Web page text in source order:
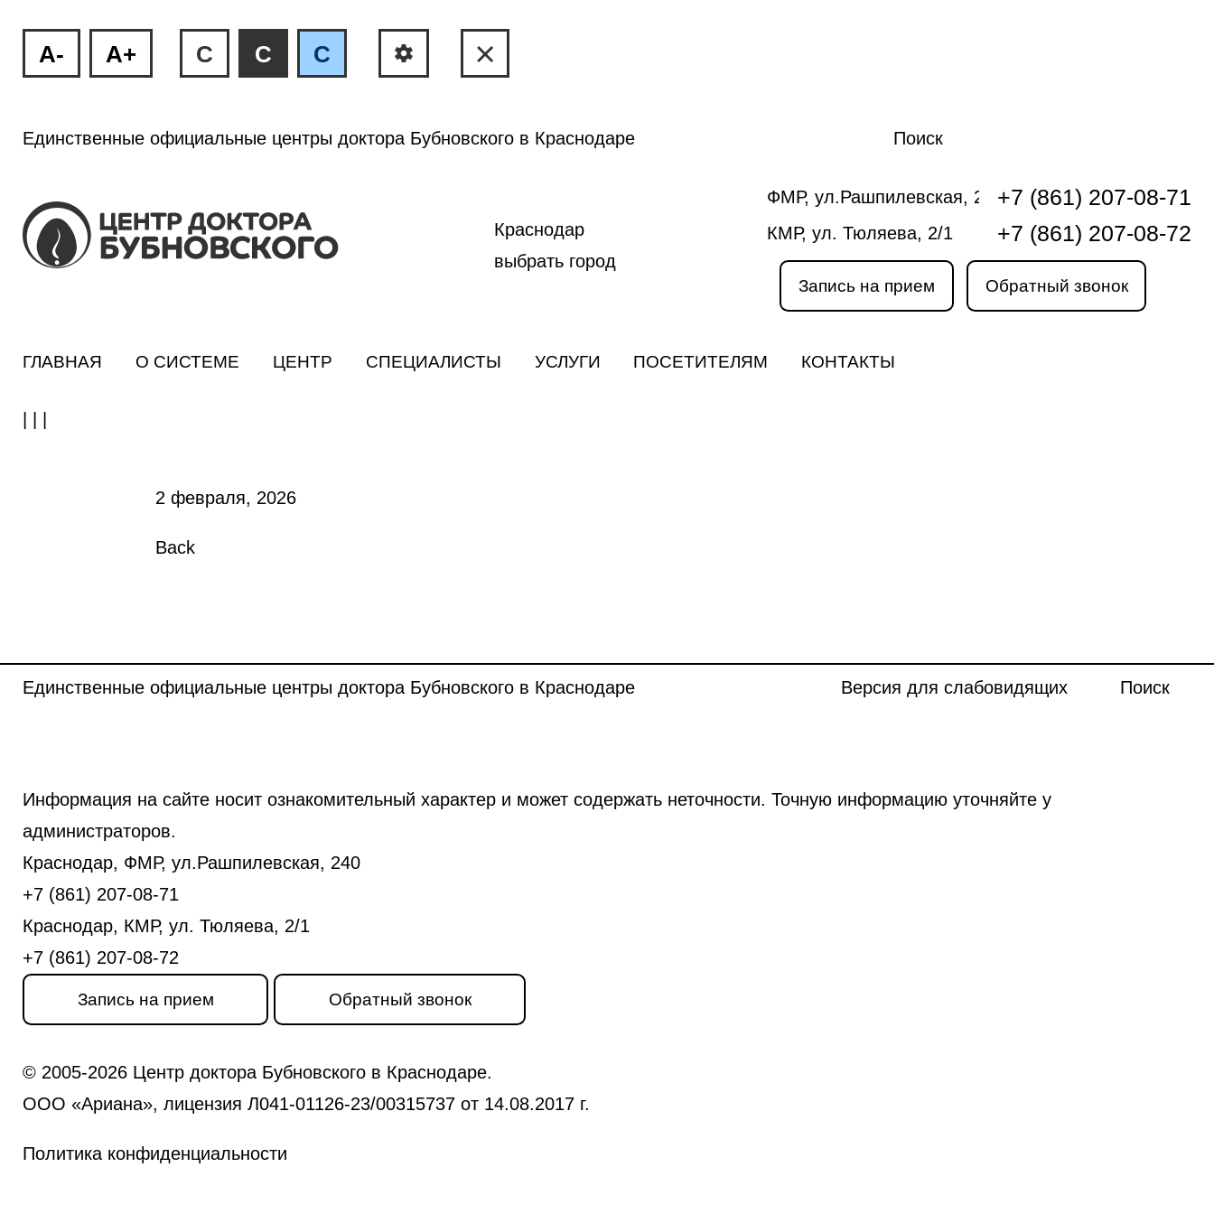
A- A+ C C C
Единственные официальные центры доктора Бубновского в Краснодаре Поиск
Краснодар
выбрать город
ФМР, ул.Рашпилевская, 240+7 (861) 207-08-71
КМР, ул. Тюляева, 2/1 +7 (861) 207-08-72
Запись на прием Обратный звонок
ГЛАВНАЯ О СИСТЕМЕ ЦЕНТР СПЕЦИАЛИСТЫ УСЛУГИ ПОСЕТИТЕЛЯМ КОНТАКТЫ
2 февраля, 2026
Back
Единственные официальные центры доктора Бубновского в Краснодаре Версия для слабовидящих Поиск
Информация на сайте носит ознакомительный характер и может содержать неточности. Точную информацию уточняйте у
администраторов.
Краснодар, ФМР, ул.Рашпилевская, 240
+7 (861) 207-08-71
Краснодар, КМР, ул. Тюляева, 2/1
+7 (861) 207-08-72
Запись на прием Обратный звонок
© 2005-2026 Центр доктора Бубновского в Краснодаре.
ООО «Ариана», лицензия Л041-01126-23/00315737 от 14.08.2017 г.
Политика конфиденциальности